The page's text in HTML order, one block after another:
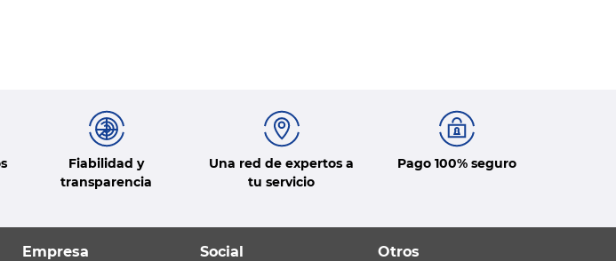
Fiabilidad y
transparencia
Una red de expertos a
tu servicio
Pago 100% seguro
Empresa Social Otros